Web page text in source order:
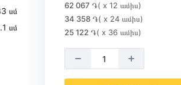
սմ
սմ
62 067 ֏( x 12 ամիս)
34 358 ֏( x 24 ամիս)
25 122 ֏( x 36 ամիս)